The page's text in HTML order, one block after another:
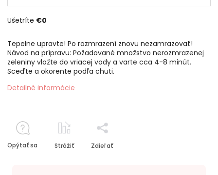
Ušetríte €0
Tepelne upravte! Po rozmrazení znovu nezamrazovať!
Návod na prípravu: Požadované množstvo nerozmrazenej
zeleniny vložte do vriacej vody a varte cca 4-8 minút.
Sceďte a okorente podľa chuti.
Detailné informácie
Opýtať sa Strážiť Zdieľať